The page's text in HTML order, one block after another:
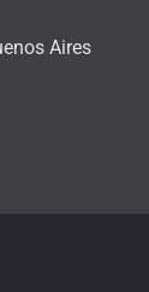
Aires